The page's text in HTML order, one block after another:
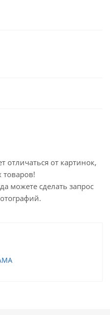
от картинок,
товаров!
можете сделать запрос